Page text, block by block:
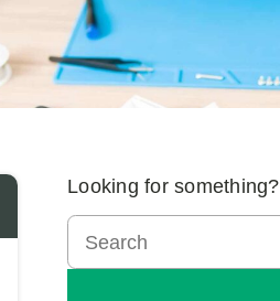
Looking for something?